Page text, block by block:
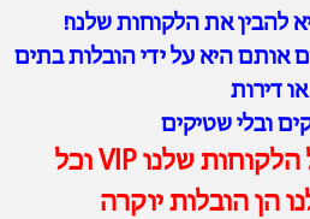
להבין את הלקוחות שלנו!
אותם היא על ידי הובלות בתים
או דירות
ובלי שטיקים
כי מבחינתינו כל הלקוחות שלנו VIP וכל
הן הובלות יוקרה